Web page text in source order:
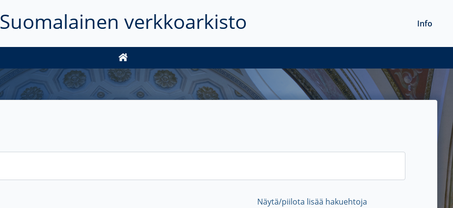
Suomalainen verkkoarkisto Info
Näytä/piilota lisää hakuehtoja